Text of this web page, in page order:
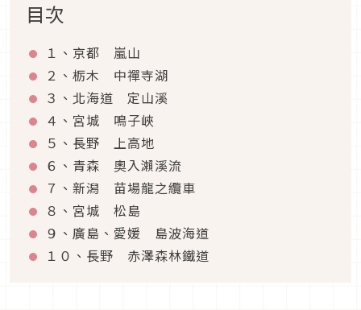
目次
１、京都 嵐山
２、栃木 中禪寺湖
３、北海道 定山溪
４、宮城 鳴子峽
５、長野 上高地
６、青森 奧入瀨溪流
７、新潟 苗場龍之纜車
８、宮城 松島
９、廣島、愛媛 島波海道
１０、長野 赤澤森林鐵道